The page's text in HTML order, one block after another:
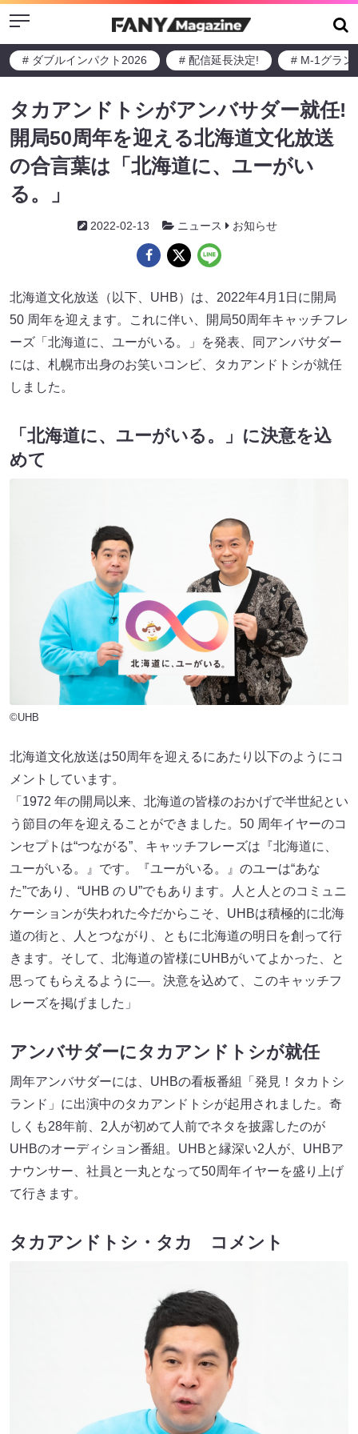
Menu
# ダブルインパクト2026 # 配信延長決定! # M-1グラン
タカアンドトシがアンバサダー就任!
開局50周年を迎える北海道文化放送
の合言葉は「北海道に、ユーがい
る。」
2022-02-13 ニュース お知らせ
北海道文化放送（以下、UHB）は、2022年4月1日に開局
50 周年を迎えます。これに伴い、開局50周年キャッチフレ
ーズ「北海道に、ユーがいる。」を発表、同アンバサダー
には、札幌市出身のお笑いコンビ、タカアンドトシが就任
しました。
「北海道に、ユーがいる。」に決意を込
めて
©UHB
北海道文化放送は50周年を迎えるにあたり以下のようにコ
メントしています。
「1972 年の開局以来、北海道の皆様のおかげで半世紀とい
う節目の年を迎えることができました。50 周年イヤーのコ
ンセプトは“つながる”、キャッチフレーズは『北海道に、
ユーがいる。』です。『ユーがいる。』のユーは“あな
た”であり、“UHB の U”でもあります。人と人とのコミュニ
ケーションが失われた今だからこそ、UHBは積極的に北海
道の街と、人とつながり、ともに北海道の明日を創って行
きます。そして、北海道の皆様にUHBがいてよかった、と
思ってもらえるように―。決意を込めて、このキャッチフ
レーズを掲げました」
アンバサダーにタカアンドトシが就任
周年アンバサダーには、UHBの看板番組「発見！タカトシ
ランド」に出演中のタカアンドトシが起用されました。奇
しくも28年前、2人が初めて人前でネタを披露したのが
UHBのオーディション番組。UHBと縁深い2人が、UHBア
ナウンサー、社員と一丸となって50周年イヤーを盛り上げ
て行きます。
タカアンドトシ・タカ コメント